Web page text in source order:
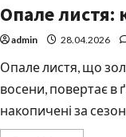
Опале листя:
admin 28.04.2026
Опале листя, що
восени, повертає в
накопичені за